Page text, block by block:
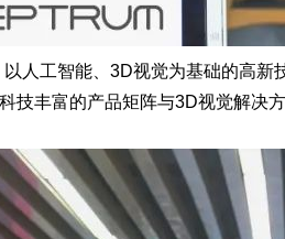
人工智能、3D视觉为基础的高
技丰富的产品矩阵与3D视觉解决方